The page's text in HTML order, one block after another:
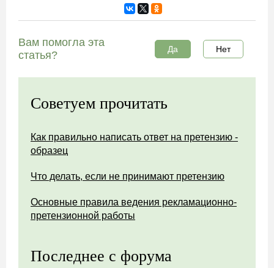
Вам помогла эта
статья?
Да Нет
Советуем прочитать
Как правильно написать ответ на претензию -
образец
Что делать, если не принимают претензию
Основные правила ведения рекламационно-
претензионной работы
Последнее с форума